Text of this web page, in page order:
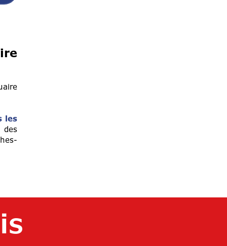
les
des